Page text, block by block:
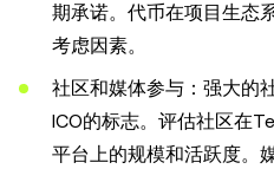
期承诺。代币在项目生态
考虑因素。
社区和媒体参与：强大的
ICO的标志。评估社区在
平台上的规模和活跃度。